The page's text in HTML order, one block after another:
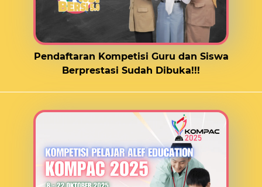
Pendaftaran Kompetisi Guru dan Siswa
Berprestasi Sudah Dibuka!!!